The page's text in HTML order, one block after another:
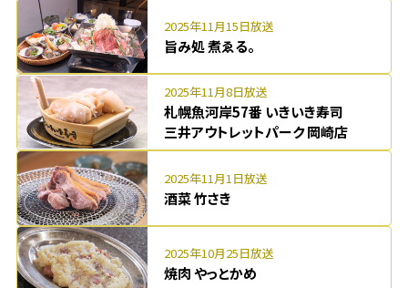
2025年11月15日放送
旨み処 煮ゑる。
2025年11月8日放送
札幌魚河岸57番 いきいき寿司
三井アウトレットパーク 岡崎店
2025年11月1日放送
酒菜 竹さき
2025年10月25日放送
焼肉 やっとかめ